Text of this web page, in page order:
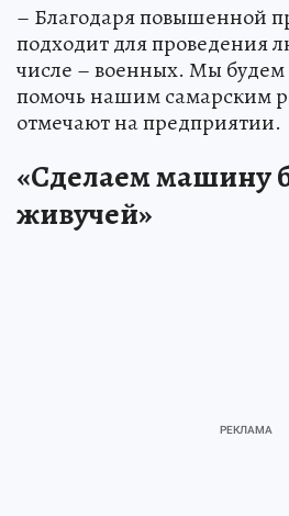
– Благодаря повышенной
подходит для проведения
числе – военных. Мы будем
помочь нашим самарским
отмечают на предприятии.
«Сделаем машину
живучей»